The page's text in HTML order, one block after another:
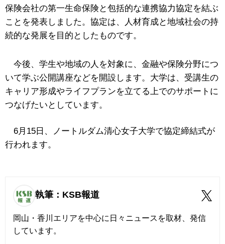
保険会社の第一生命保険と包括的な連携協力協定を結ぶ
ことを発表しました。協定は、人材育成と地域社会の持
続的な発展を目的としたものです。
今後、学生や地域の人を対象に、金融や保険分野につ
いて学ぶ公開講座などを開設します。大学は、受講生の
キャリア形成やライフプランを立てる上でのサポートに
つなげたいとしています。
6月15日、ノートルダム清心女子大学で協定締結式が
行われます。
執筆：KSB報道
岡山・香川エリアを中心に日々ニュースを取材、発信
しています。